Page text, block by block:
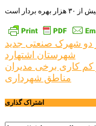
راهبری
نوشته
دو شهرک صنعتی جدید
شهرستان اشتهارد
کم کاری برخی مدیران
مناطق شهرداری
اشتراک گذاری